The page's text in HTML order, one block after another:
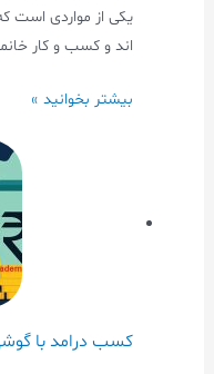
یکی از مواردی است
اند و کسب و کار
بیشتر بخوانید »
کسب درامد با